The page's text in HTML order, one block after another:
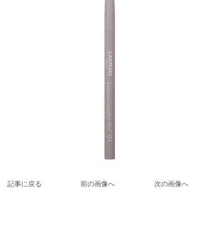
記事に戻る 前の画像へ 次の画像へ